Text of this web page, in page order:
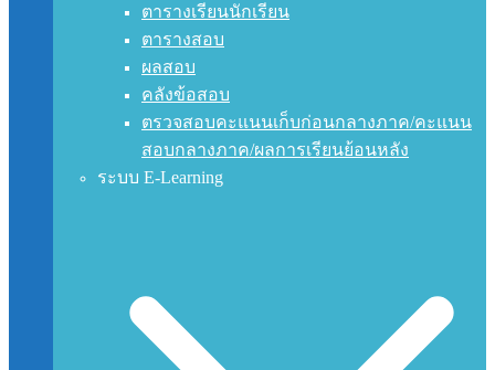
ตารางเรียนนักเรียน
ตารางสอบ
ผลสอบ
คลังข้อสอบ
ตรวจสอบคะแนนเก็บก่อนกลางภาค/คะแนน
สอบกลางภาค/ผลการเรียนย้อนหลัง
ระบบ E-Learning